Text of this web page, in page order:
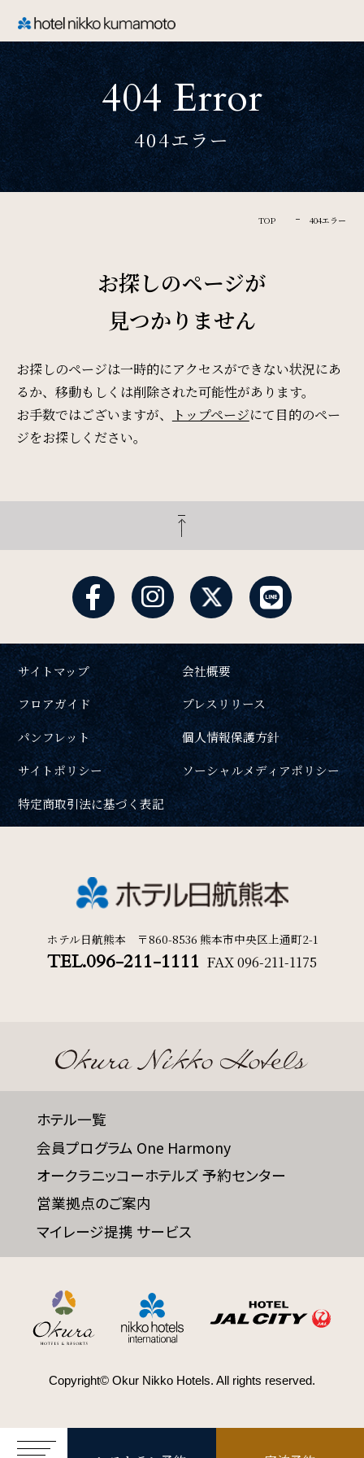
CLOSE
TOP
Welcome
Rooms
Restaurant & Lounge
レストラン&ラウンジ
Banquet
Access
アクセス
Sightseeing
周辺観光
Gallery
フォトギャラリー
One Harmony
FAQ
SDGs
SDGsへの取り組み
Recruit
Contact
オンラインショップ
ご宿泊日を検索
宿泊予約 航空券付き
チェックイン日 - チェックアウト日
一部屋あたりのご利用人数
404 Error
404エラー
TOP 404エラー
お探しのページが
見つかりません
お探しのページは一時的にアクセスができない状況にあ
るか、移動もしくは削除された可能性があります。
お手数ではございますが、
トップページにて目的のペー
ジをお探しください。
サイトマップ
会社概要
フロアガイド
プレスリリース
パンフレット
個人情報保護方針
サイトポリシー
ソーシャルメディアポリシー
特定商取引法に基づく表記
ホテル日航熊本 〒860-8536 熊本市中央区上通町2-1
TEL.096-211-1111 FAX096-211-1175
ホテル一覧
会員プログラム One Harmony
オークラニッコーホテルズ 予約センター
営業拠点のご案内
マイレージ提携 サービス
Copyright© Okur Nikko Hotels. All rights reserved.